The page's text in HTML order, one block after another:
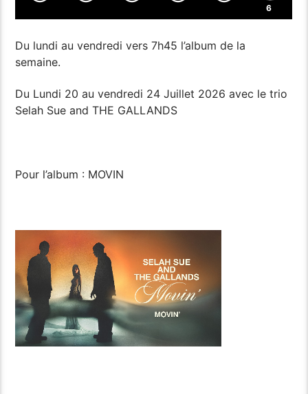
6
Du lundi au vendredi vers 7h45 l’album de la
semaine.
Du Lundi 20 au vendredi 24 Juillet 2026 avec le trio
Selah Sue and THE GALLANDS
Pour l’album : MOVIN